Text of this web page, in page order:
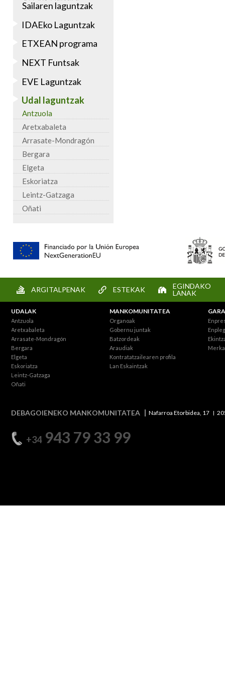
Sailaren laguntzak
IDAEko Laguntzak
ETXEAN programa
NEXT Funtsak
EVE Laguntzak
Udal laguntzak
Antzuola
Aretxabaleta
Arrasate-Mondragón
Bergara
Elgeta
Eskoriatza
Leintz-Gatzaga
Oñati
ARGITALPENAK ESTEKAK
EGINDAKO
LANAK
UDALAK
Antzuola
Aretxabaleta
Arrasate-Mondragón
Bergara
Elgeta
Eskoriatza
Leintz-Gatzaga
Oñati
MANKOMUNITATEA
Organoak
Gobernu juntak
Batzordeak
Araudiak
Kontratatzailearen profila
Lan Eskaintzak
DEBAGOIENEKO MANKOMUNITATEA Nafarroa Etorbidea, 17
+34943 79 33 99